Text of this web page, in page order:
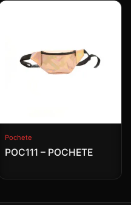
Pochete
POC111 – POCHETE